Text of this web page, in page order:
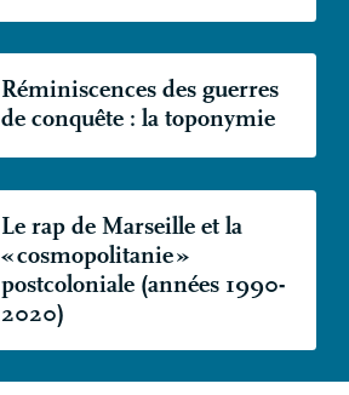
Réminiscences des guerres
de conquête : la toponymie
Le rap de Marseille et la
«cosmopolitanie»
postcoloniale (années 1990-
2020)